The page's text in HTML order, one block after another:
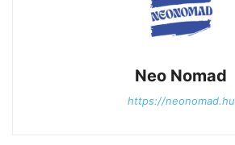
Neo Nomad
https://neonomad.hu